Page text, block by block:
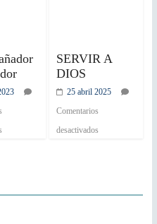
SERVIR A
DIOS
25 abril 2025
Comentarios
desactivados